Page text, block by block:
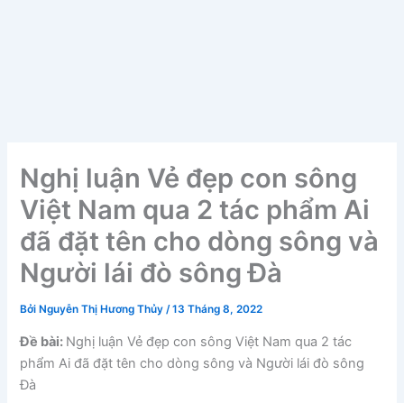
Nghị luận Vẻ đẹp con sông
Việt Nam qua 2 tác phẩm Ai
đã đặt tên cho dòng sông và
Người lái đò sông Đà
Bởi Nguyễn Thị Hương Thủy/13 Tháng 8, 2022
Đề bài: Nghị luận Vẻ đẹp con sông Việt Nam qua 2 tác
phẩm Ai đã đặt tên cho dòng sông và Người lái đò sông
Đà